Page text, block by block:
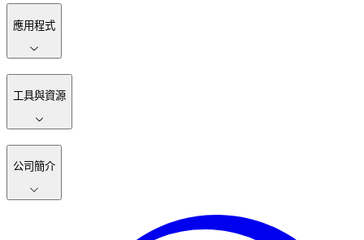
應用程式
工具與資源
公司簡介